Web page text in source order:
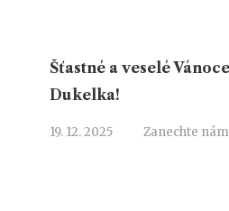
Šťastné a veselé
Dukelka!
19. 12. 2025 Zanechte